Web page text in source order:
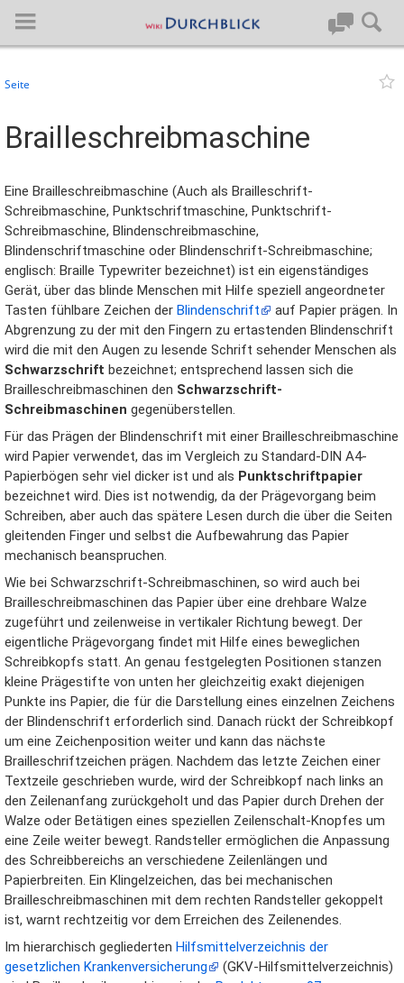
Artikel von A-Z
Letzte Änderungen
Support
Spezialseiten
Über BlueSpice
Datenschutz
Über Wiki Durchblick
Haftungsausschluss
Seite
Brailleschreibmaschine
Eine Brailleschreibmaschine (Auch als Brailleschrift-
Schreibmaschine, Punktschriftmaschine, Punktschrift-
Schreibmaschine, Blindenschreibmaschine,
Blindenschriftmaschine oder Blindenschrift-Schreibmaschine;
englisch: Braille Typewriter bezeichnet) ist ein eigenständiges
Gerät, über das blinde Menschen mit Hilfe speziell angeordneter
Tasten fühlbare Zeichen der Blindenschrift
auf Papier prägen. In
Abgrenzung zu der mit den Fingern zu ertastenden Blindenschrift
wird die mit den Augen zu lesende Schrift sehender Menschen als
Schwarzschrift bezeichnet; entsprechend lassen sich die
Brailleschreibmaschinen den Schwarzschrift-
Schreibmaschinen gegenüberstellen.
Für das Prägen der Blindenschrift mit einer Brailleschreibmaschine
wird Papier verwendet, das im Vergleich zu Standard-DIN A4-
Papierbögen sehr viel dicker ist und als Punktschriftpapier
bezeichnet wird. Dies ist notwendig, da der Prägevorgang beim
Schreiben, aber auch das spätere Lesen durch die über die Seiten
gleitenden Finger und selbst die Aufbewahrung das Papier
mechanisch beanspruchen.
Wie bei Schwarzschrift-Schreibmaschinen, so wird auch bei
Brailleschreibmaschinen das Papier über eine drehbare Walze
zugeführt und zeilenweise in vertikaler Richtung bewegt. Der
eigentliche Prägevorgang findet mit Hilfe eines beweglichen
Schreibkopfs statt. An genau festgelegten Positionen stanzen
kleine Prägestifte von unten her gleichzeitig exakt diejenigen
Punkte ins Papier, die für die Darstellung eines einzelnen Zeichens
der Blindenschrift erforderlich sind. Danach rückt der Schreibkopf
um eine Zeichenposition weiter und kann das nächste
Brailleschriftzeichen prägen. Nachdem das letzte Zeichen einer
Textzeile geschrieben wurde, wird der Schreibkopf nach links an
den Zeilenanfang zurückgeholt und das Papier durch Drehen der
Walze oder Betätigen eines speziellen Zeilenschalt-Knopfes um
eine Zeile weiter bewegt. Randsteller ermöglichen die Anpassung
des Schreibbereichs an verschiedene Zeilenlängen und
Papierbreiten. Ein Klingelzeichen, das bei mechanischen
Brailleschreibmaschinen mit dem rechten Randsteller gekoppelt
ist, warnt rechtzeitig vor dem Erreichen des Zeilenendes.
Im hierarchisch gegliederten Hilfsmittelverzeichnis der
gesetzlichen Krankenversicherung
(GKV-Hilfsmittelverzeichnis)